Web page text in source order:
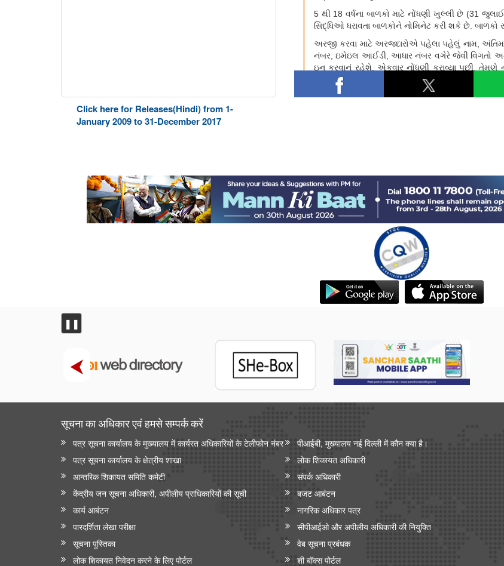
Click here for Releases(Hindi) from 1-
January 2009 to 31-December 2017
❚❚
सूचना का अधिकार एवं हमसे सम्‍पर्क करें
पत्र सूचना कार्यालय के मुख्यालय में कार्यरत अधिकारियों के टेलीफोन नंबर
पीआईबी, मुख्यालय नई दिल्ली में कौन क्या है।
पत्र सूचना कार्यालय के क्षेत्रीय शाखा
लोक शिकायत अधिकारी
आन्‍तरिक शिकायत समिति कमेटी
संपर्क अधिकारी
केंद्रीय जन सूचना अधिकारी, अपीलीय प्राधिकारियों की सूची
बजट आबंटन
कार्य आबंटन
नागरिक अधिकार पत्र
पारदर्शिता लेखा परीक्षा
सीपीआईओ और अपी‍लीय अधिकारी की नियुक्ति
सूचना पुस्तिका
वेब सूचना प्रबंधक
लोक शिकायत निवेदन करने के लिए पोर्टल
शी बॉक्स पोर्टल